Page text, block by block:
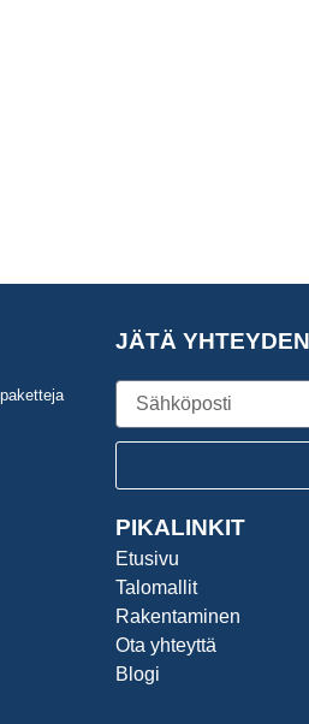
JÄTÄ
Sähköposti
PIKALINKIT
Etusivu
Talomallit
Rakentaminen
Ota yhteyttä
Blogi